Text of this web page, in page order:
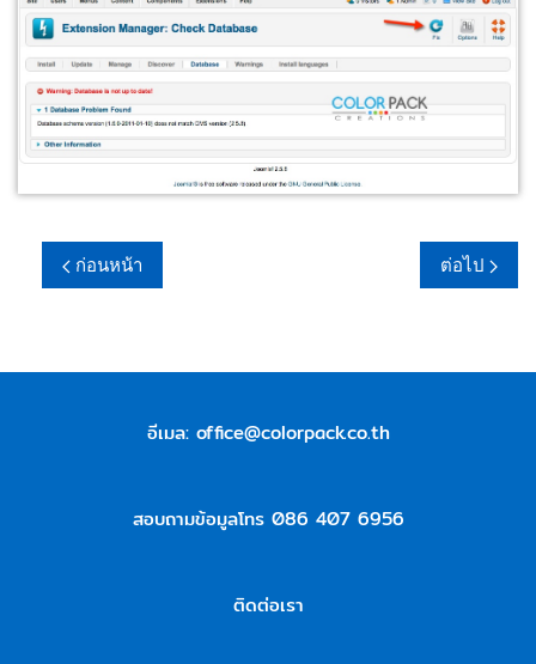
ก่อนหน้า ต่อไป
อีเมล: office@colorpack.co.th
สอบถามข้อมูลโทร 086 407 6956
ติดต่อเรา